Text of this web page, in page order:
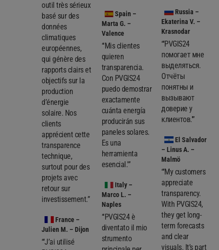
outil très sérieux
basé sur des
données
climatiques
européennes,
qui génère des
rapports clairs et
objectifs sur la
production
d’énergie
solaire. Nos
clients
apprécient cette
transparence
technique,
surtout pour des
projets avec
retour sur
investissement.”
France –
Julien M. – Dijon
“'J’ai utilisé
Spain –
Marta G. –
Valence
“'Mis clientes
quieren
transparencia.
Con PVGIS24
puedo demostrar
exactamente
cuánta energía
producirán sus
paneles solares.
Es una
herramienta
esencial.'”
Italy –
Marco L. –
Naples
“'PVGIS24 è
diventato il mio
strumento
Russia –
Ekaterina V. –
Krasnodar
“'PVGIS24
помогает мне
выделяться.
Отчёты
понятны и
вызывают
доверие у
клиентов.'”
El Salvador
– Linus A. –
Malmö
“'My customers
appreciate
transparency.
With PVGIS24,
they get long-
term forecasts
and clear
visuals. It’s part